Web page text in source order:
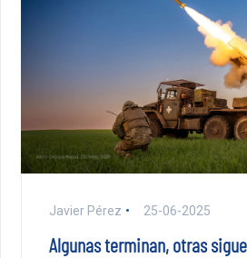
Javier Pérez 25-06-2025
Algunas terminan, otras